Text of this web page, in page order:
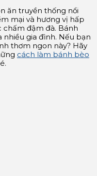
ăn truyền thống nổi
mại và hương vị hấp
đậm đà. Bánh
gia đình. Nếu bạn
thơm ngon này? Hãy
cách làm bánh bèo